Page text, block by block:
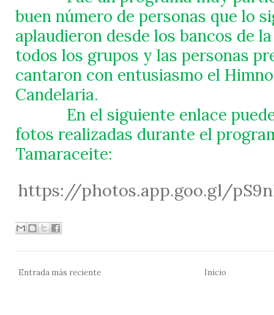
buen número de personas que lo
aplaudieron desde los bancos de
todos los grupos y las personas
cantaron con entusiasmo el
Candelaria.
En el siguiente enlace
fotos realizadas durante el
Tamaraceite:
https://photos.app.goo.gl/
Entrada más reciente Inicio